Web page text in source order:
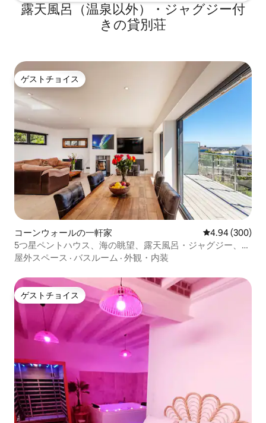
露天風呂（温泉以外）・ジャグジー付
きの貸別荘
ゲストチョイス
ゲストチョイス
コーンウォールの一軒家 レビュー300
4.94 (300)
5つ星ペントハウス、海の眺望、露天風呂・ジャグジー、
庭、Wi-Fi
屋外スペース · バスルーム · 外観・内装
ゲストチョイス
ゲストチョイス